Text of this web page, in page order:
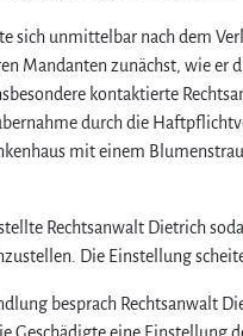
sich unmittelbar nach dem
Mandanten zunächst, wie er
kontaktierte
durch die
mit einem
Rechtsanwalt Dietrich
Die Einstellung
besprach Rechtsanwalt